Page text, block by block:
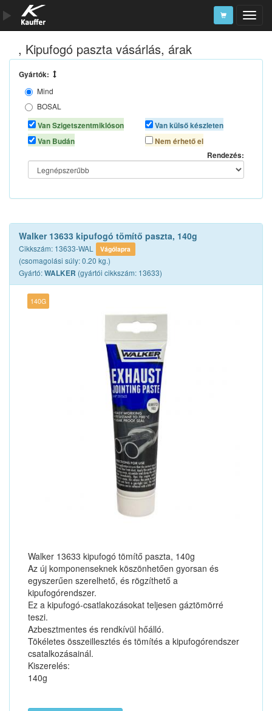
Szerszámkatalógus
Kosár
Alkatrészek
, Kipufogó paszta vásárlás, árak
Gyártók:
Mind
BOSAL
MOTIP
WALKER
Van Szigetszentmiklóson
Van Budán
Van külső készleten
Nem érhető el
Rendezés:
Walker 13633 kipufogó tömítő paszta, 140g
Cikkszám: 13633-WAL Vágólapra
(csomagolási súly: 0.20 kg.)
Gyártó:WALKER (gyártói cikkszám: 13633)
140G
Walker 13633 kipufogó tömítő paszta, 140g
Az új komponenseknek köszönhetően gyorsan és
egyszerűen szerelhető, és rögzíthető a
kipufogórendszer.
Ez a kipufogó-csatlakozásokat teljesen gáztömörré
teszi.
Azbesztmentes és rendkívül hőálló.
Tökéletes összeillesztés és tömítés a kipufogórendszer
csatalkozásainál.
Kiszerelés:
140g